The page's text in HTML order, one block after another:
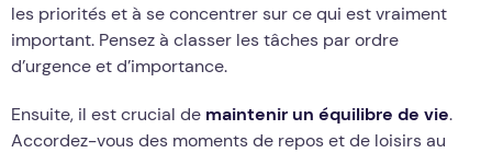
les priorités et à se concentrer sur ce qui est vraiment
important. Pensez à classer les tâches par ordre
d’urgence et d’importance.
Ensuite, il est crucial de maintenir un équilibre de vie.
Accordez-vous des moments de repos et de loisirs au